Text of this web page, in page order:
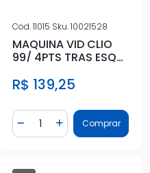
Cod.11015 Sku.10021528
MAQUINA VID CLIO
99/ 4PTS TRAS ESQ
R$ 139,25
Diminuir Quantidade
Quantidade
AdicionarComprar